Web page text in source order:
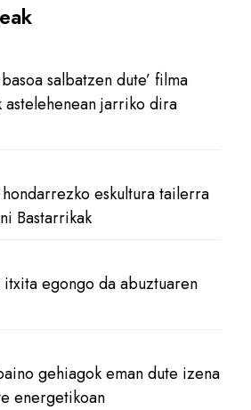
salbatzen dute’ filma
astelehenean jarriko dira
eskultura tailerra
Bastarrikak
egongo da abuztuaren
gehiagok eman dute izena
energetikoan